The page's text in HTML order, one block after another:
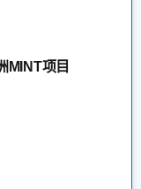
MINT项目